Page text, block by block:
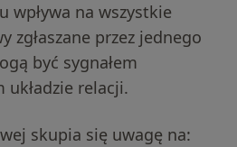
wpływa na wszystkie
zgłaszane przez jednego
być sygnałem
układzie relacji.
skupia się uwagę na: